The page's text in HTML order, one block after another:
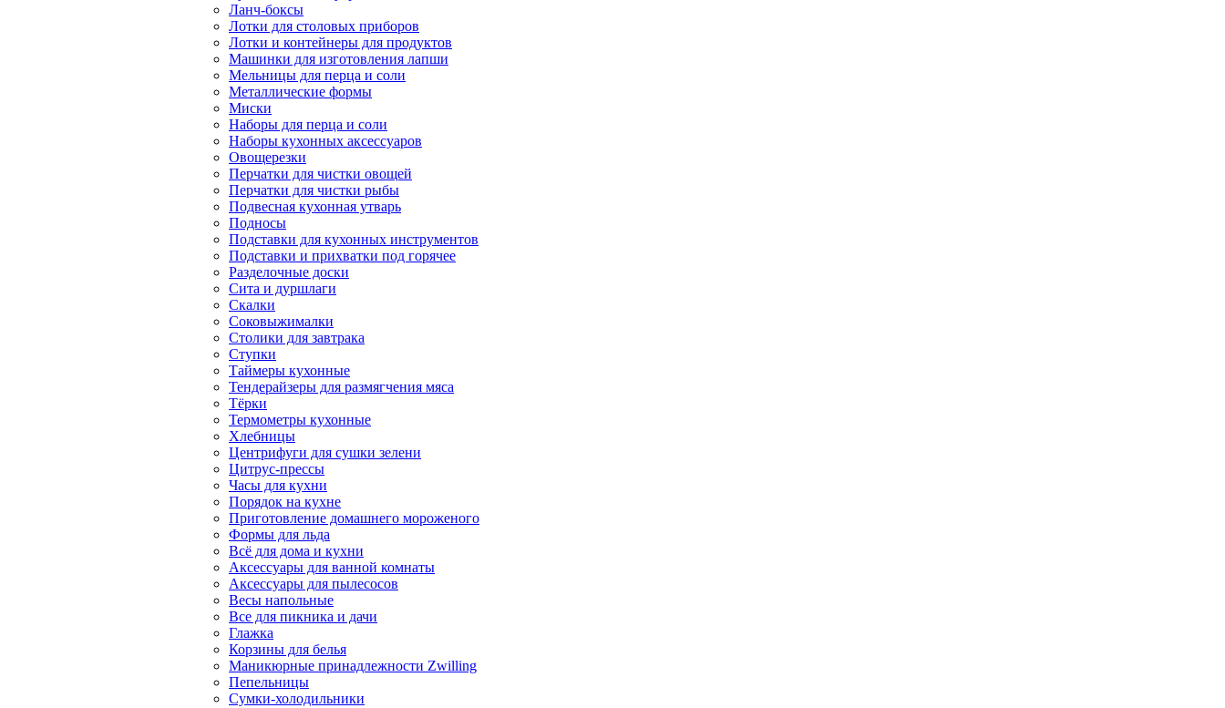
Ланч-боксы
Лотки для столовых приборов
Лотки и контейнеры для продуктов
Машинки для изготовления лапши
Мельницы для перца и соли
Металлические формы
Миски
Наборы для перца и соли
Наборы кухонных аксессуаров
Овощерезки
Перчатки для чистки овощей
Перчатки для чистки рыбы
Подвесная кухонная утварь
Подносы
Подставки для кухонных инструментов
Подставки и прихватки под горячее
Разделочные доски
Сита и дуршлаги
Скалки
Соковыжималки
Столики для завтрака
Ступки
Таймеры кухонные
Тендерайзеры для размягчения мяса
Тёрки
Термометры кухонные
Хлебницы
Центрифуги для сушки зелени
Цитрус-прессы
Часы для кухни
Порядок на кухне
Приготовление домашнего мороженого
Формы для льда
Всё для дома и кухни
Аксессуары для ванной комнаты
Аксессуары для пылесосов
Весы напольные
Все для пикника и дачи
Глажка
Корзины для белья
Маникюрные принадлежности Zwilling
Пепельницы
Сумки-холодильники